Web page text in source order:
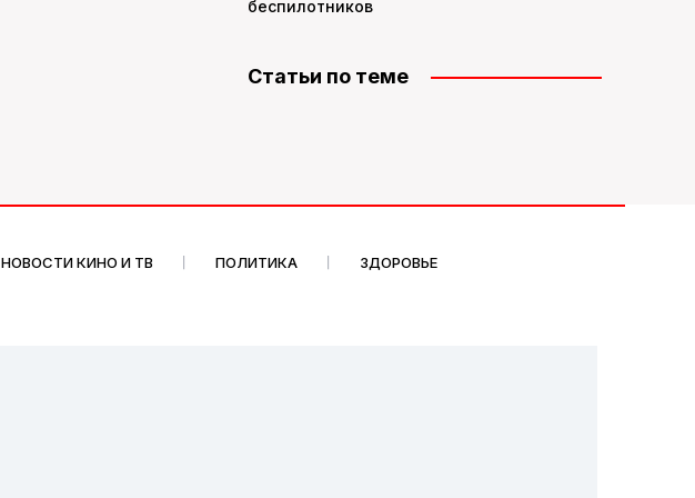
беспилотников
Статьи по теме
НОВОСТИ КИНО И ТВ ПОЛИТИКА ЗДОРОВЬЕ